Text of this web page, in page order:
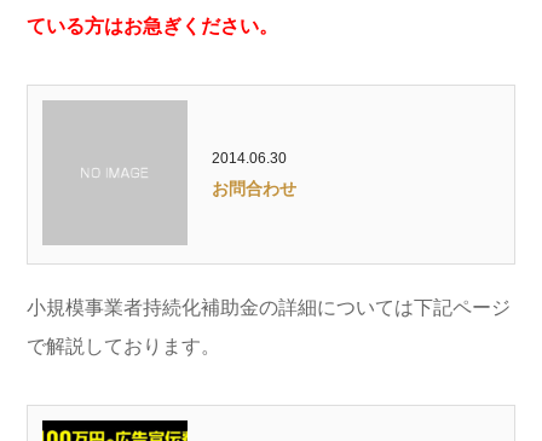
ている方はお急ぎください。
2014.06.30
お問合わせ
小規模事業者持続化補助金の詳細については下記ページ
で解説しております。